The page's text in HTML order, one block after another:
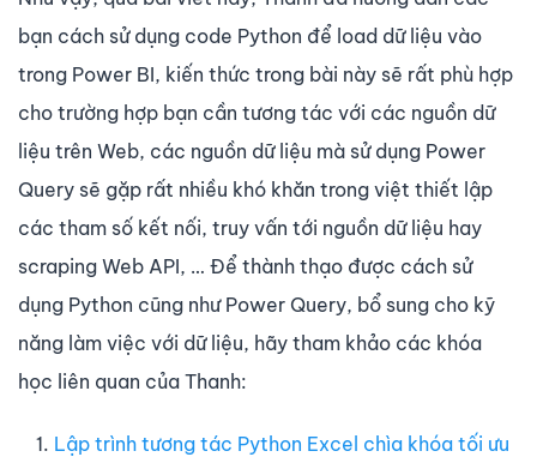
bạn cách sử dụng code Python để load dữ liệu vào
trong Power BI, kiến thức trong bài này sẽ rất phù hợp
cho trường hợp bạn cần tương tác với các nguồn dữ
liệu trên Web, các nguồn dữ liệu mà sử dụng Power
Query sẽ gặp rất nhiều khó khăn trong việt thiết lập
các tham số kết nối, truy vấn tới nguồn dữ liệu hay
scraping Web API, … Để thành thạo được cách sử
dụng Python cũng như Power Query, bổ sung cho kỹ
năng làm việc với dữ liệu, hãy tham khảo các khóa
học liên quan của Thanh:
Lập trình tương tác Python Excel chìa khóa tối ưu